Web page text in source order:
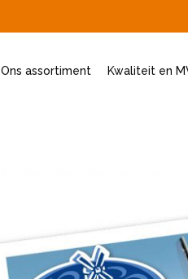
Ons assortiment Kwaliteit en